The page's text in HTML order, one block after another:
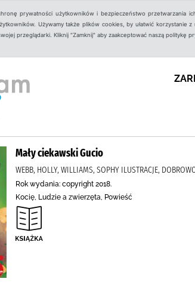
prywatności użytkowników i bezpieczeństwo przetwarzania
Używamy także plików cookies, by ułatwić korzystanie
przeglądarki. Kliknij "Zamknij" aby zaakceptować naszą politykę
Mały ciekawski Gucio
WEBB, HOLLY, WILLIAMS, SOPHY ILUSTRACJE,
Rok wydania: copyright 2018.
Kocię, Ludzie a zwierzęta, Powieść